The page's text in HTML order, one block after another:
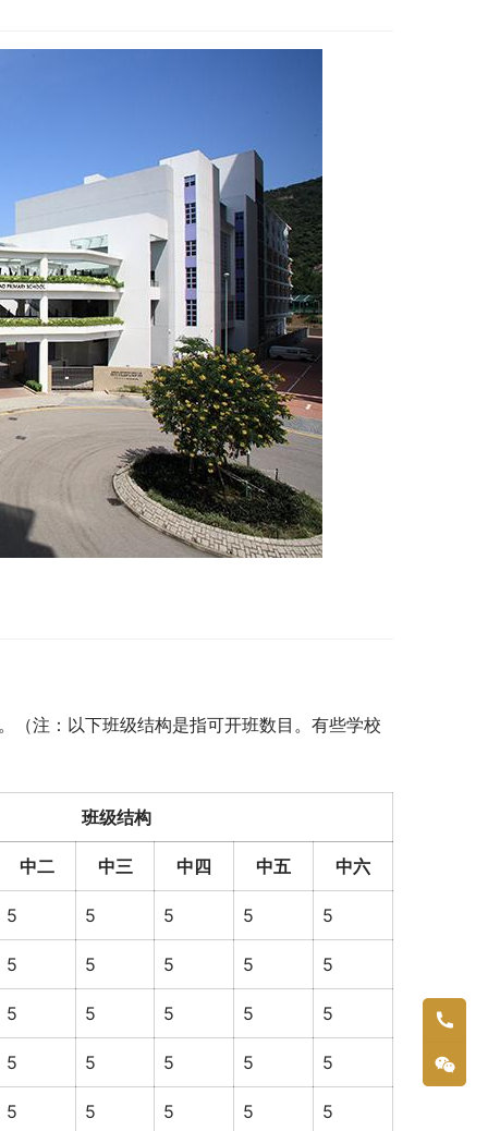
注：以下班级结构是指可开班数目。有些学校
班级结构
中二 中三 中四 中五 中六
5 5 5 5 5
5 5 5 5 5
5 5 5 5 5
5 5 5 5 5
5 5 5 5 5